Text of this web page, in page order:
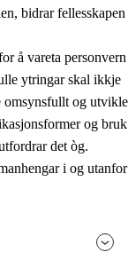
bidrar fellesskapen
å vareta personvern
ytringar skal ikkje
omsynsfullt og utvikle
og bruk
det òg.
i og utanfor